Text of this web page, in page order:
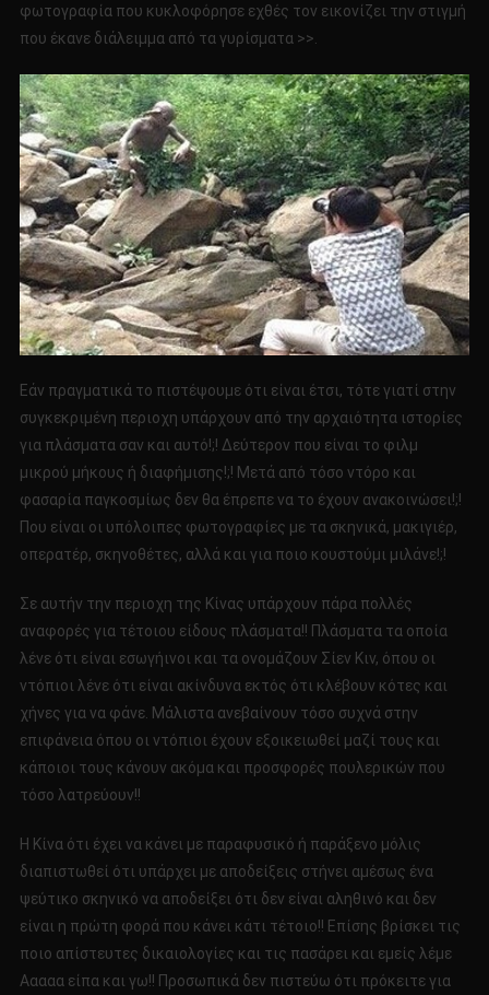
φωτογραφία που κυκλοφόρησε εχθές τον εικονίζει την στιγμή
που έκανε διάλειμμα από τα γυρίσματα >>.
Εάν πραγματικά το πιστέψουμε ότι είναι έτσι, τότε γιατί στην
συγκεκριμένη περιοχη υπάρχουν από την αρχαιότητα ιστορίες
για πλάσματα σαν και αυτό!;! Δεύτερον που είναι το φιλμ
μικρού μήκους ή διαφήμισης!;! Μετά από τόσο ντόρο και
φασαρία παγκοσμίως δεν θα έπρεπε να το έχουν ανακοινώσει!;!
Που είναι οι υπόλοιπες φωτογραφίες με τα σκηνικά, μακιγιέρ,
οπερατέρ, σκηνοθέτες, αλλά και για ποιο κουστούμι μιλάνε!;!
Σε αυτήν την περιοχη της Κίνας υπάρχουν πάρα πολλές
αναφορές για τέτοιου είδους πλάσματα!! Πλάσματα τα οποία
λένε ότι είναι εσωγήινοι και τα ονομάζουν Σίεν Κιν, όπου οι
ντόπιοι λένε ότι είναι ακίνδυνα εκτός ότι κλέβουν κότες και
χήνες για να φάνε. Μάλιστα ανεβαίνουν τόσο συχνά στην
επιφάνεια όπου οι ντόπιοι έχουν εξοικειωθεί μαζί τους και
κάποιοι τους κάνουν ακόμα και προσφορές πουλερικών που
τόσο λατρεύουν!!
Η Κίνα ότι έχει να κάνει με παραφυσικό ή παράξενο μόλις
διαπιστωθεί ότι υπάρχει με αποδείξεις στήνει αμέσως ένα
ψεύτικο σκηνικό να αποδείξει ότι δεν είναι αληθινό και δεν
είναι η πρώτη φορά που κάνει κάτι τέτοιο!! Επίσης βρίσκει τις
ποιο απίστευτες δικαιολογίες και τις πασάρει και εμείς λέμε
Ααααα είπα και γω!! Προσωπικά δεν πιστεύω ότι πρόκειτε για